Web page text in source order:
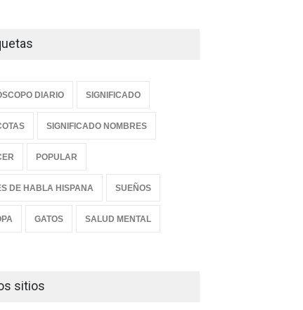
DIARIO SIGNIFICADO
SIGNIFICADO NOMBRES
POPULAR
DE HABLA HISPANA SUEÑOS
GATOS SALUD MENTAL
sitios